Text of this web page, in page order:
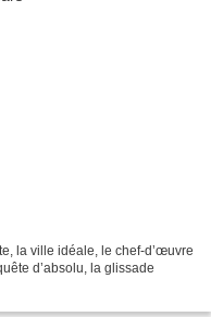
la ville idéale, le chef-d’œuvre
d’absolu, la glissade